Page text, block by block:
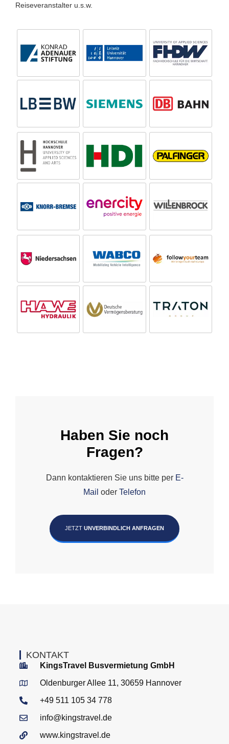
Reiseveranstalter u.s.w.
Haben Sie noch
Fragen?
Dann kontaktieren Sie uns bitte per E-
Mail oder Telefon
JETZT UNVERBINDLICH ANFRAGEN
KONTAKT
KingsTravel Busvermietung GmbH
Oldenburger Allee 11, 30659 Hannover
+49 511 105 34 778
info@kingstravel.de
www.kingstravel.de